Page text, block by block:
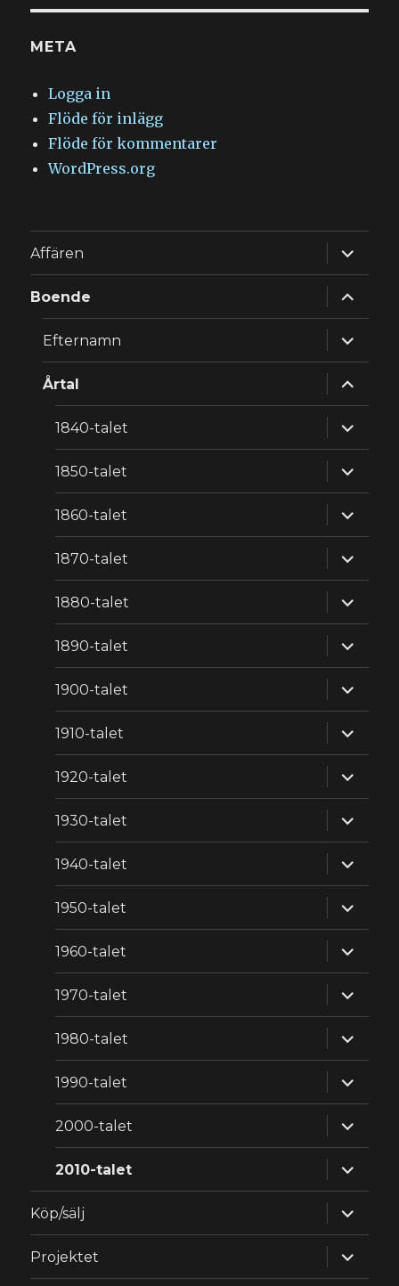
META
Logga in
Flöde för inlägg
Flöde för kommentarer
WordPress.org
Affären
Boende
Efternamn
Årtal
1840-talet
1850-talet
1860-talet
1870-talet
1880-talet
1890-talet
1900-talet
1910-talet
1920-talet
1930-talet
1940-talet
1950-talet
1960-talet
1970-talet
1980-talet
1990-talet
2000-talet
2010-talet
Köp/sälj
Projektet